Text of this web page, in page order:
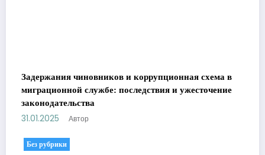
Задержания чиновников и коррупционная схема в
миграционной службе: последствия и ужесточение
законодательства
31.01.2025 Автор
Без рубрики